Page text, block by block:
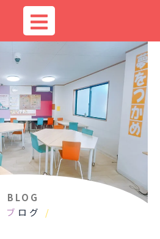
BLOG
ブ ログ /